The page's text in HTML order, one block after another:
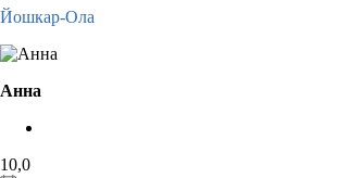
Йошкар-Ола
Анна
10,0